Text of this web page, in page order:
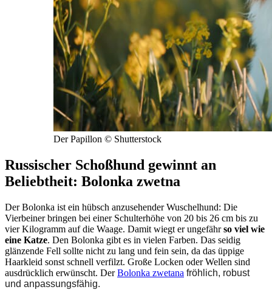
Der Papillon © Shutterstock
Russischer Schoßhund gewinnt an
Beliebtheit: Bolonka zwetna
Der Bolonka ist ein hübsch anzusehender Wuschelhund: Die
Vierbeiner bringen bei einer Schulterhöhe von 20 bis 26 cm bis zu
vier Kilogramm auf die Waage. Damit wiegt er ungefährso viel wie
eine Katze. Den Bolonka gibt es in vielen Farben. Das seidig
glänzende Fell sollte nicht zu lang und fein sein, da das üppige
Haarkleid sonst schnell verfilzt. Große Locken oder Wellen sind
ausdrücklich erwünscht. DerBolonka zwetana fröhlich, robust
und anpassungsfähig.